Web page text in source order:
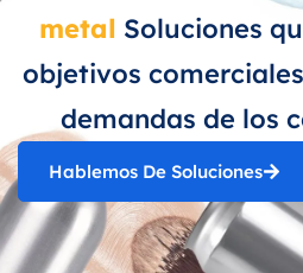
metal Soluciones
objetivos
demandas de los
Hablemos De Soluciones